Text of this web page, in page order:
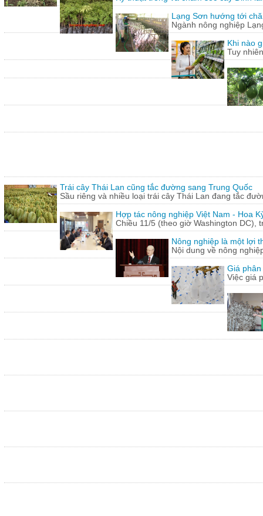
Lạng Sơn hướng tới
Ngành nông nghiệp
Khi nào
Tuy
Trái cây Thái Lan cũng tắc đường sang Trung Quốc
Sầu riêng và nhiều loại trái cây Thái Lan đang tắc
Hợp tác nông nghiệp Việt Nam - Hoa
Chiều 11/5 (theo giờ Washington DC),
Nông nghiệp là một lợi
Nội dung về nông
Giá
Việc giá